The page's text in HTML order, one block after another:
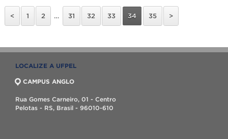
< 1 2 … 31 32 33 34 35 >
LOCALIZE A UFPEL
CAMPUS ANGLO
Rua Gomes Carneiro, 01 - Centro
Pelotas - RS, Brasil - 96010-610